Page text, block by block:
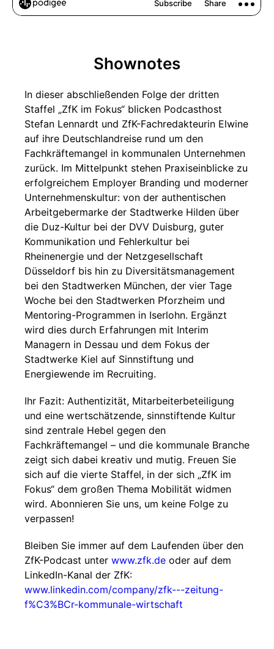
Shownotes
In dieser abschließenden Folge der dritten
Staffel „ZfK im Fokus“ blicken Podcasthost
Stefan Lennardt und ZfK-Fachredakteurin Elwine
auf ihre Deutschlandreise rund um den
Fachkräftemangel in kommunalen Unternehmen
zurück. Im Mittelpunkt stehen Praxiseinblicke zu
erfolgreichem Employer Branding und moderner
Unternehmenskultur: von der authentischen
Arbeitgebermarke der Stadtwerke Hilden über
die Duz-Kultur bei der DVV Duisburg, guter
Kommunikation und Fehlerkultur bei
Rheinenergie und der Netzgesellschaft
Düsseldorf bis hin zu Diversitätsmanagement
bei den Stadtwerken München, der vier Tage
Woche bei den Stadtwerken Pforzheim und
Mentoring-Programmen in Iserlohn. Ergänzt
wird dies durch Erfahrungen mit Interim
Managern in Dessau und dem Fokus der
Stadtwerke Kiel auf Sinnstiftung und
Energiewende im Recruiting.
Ihr Fazit: Authentizität, Mitarbeiterbeteiligung
und eine wertschätzende, sinnstiftende Kultur
sind zentrale Hebel gegen den
Fachkräftemangel – und die kommunale Branche
zeigt sich dabei kreativ und mutig. Freuen Sie
sich auf die vierte Staffel, in der sich „ZfK im
Fokus“ dem großen Thema Mobilität widmen
wird. Abonnieren Sie uns, um keine Folge zu
verpassen!
Bleiben Sie immer auf dem Laufenden über den
ZfK-Podcast unter www.zfk.de oder auf dem
LinkedIn-Kanal der ZfK:
www.linkedin.com/company/zfk---zeitung-
f%C3%BCr-kommunale-wirtschaft